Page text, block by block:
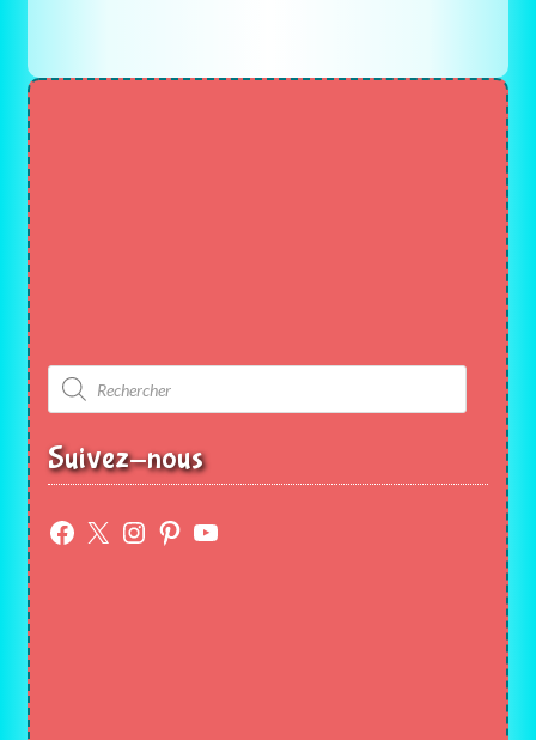
Recherche
de
produits
Suivez-nous
Facebook
X Instagram
Pinterest
YouTube